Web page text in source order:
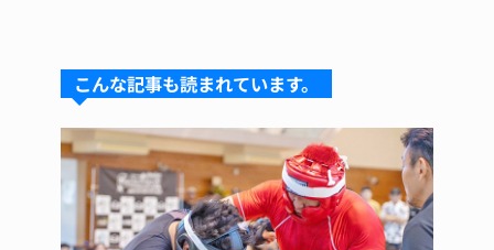
s
k
y
a
d
s
e
b
o
o
k
re
st
こんな記事も読まれています。